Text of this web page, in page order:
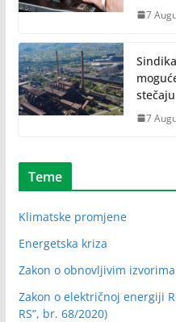
7
stečaju
7
Teme
Klimatske promjene
Energetska kriza
Zakon o obnovljivim
Zakon o električnoj energiji
RS”, br. 68/2020)